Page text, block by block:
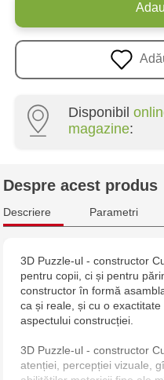
Disponibil
magazine:
Multistore Centru - bd.
Jucărenia Rîșcani -
Jucărenia Bălți - str.
Jucărenia Cahul - str.
Despre acest produs
Descriere Parametri
3D Puzzle-ul - constructor
pentru copii, ci și pentru
constructor în formă
ca și reale, și cu o
aspectului construcției.
3D Puzzle-ul - constructor
atenției, percepției vizuale,